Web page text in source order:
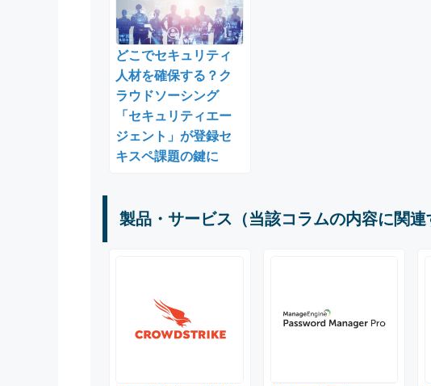
どこでセキュリティ
人材を確保する？ク
ラウドソーシング
「セキュリティエー
ジェント」が登録セ
キスペ課題の鍵に
製品・サービス（当該コラムの内容に関連